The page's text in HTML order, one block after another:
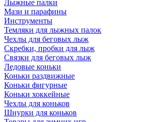
Лыжные палки
Мази и парафины
Инструменты
Темляки для лыжных палок
Чехлы для беговых лыж
Скребки, пробки для лыж
Связки для беговых лыж
Ледовые коньки
Коньки раздвижные
Коньки фигурные
Коньки хоккейные
Чехлы для коньков
Шнурки для коньков